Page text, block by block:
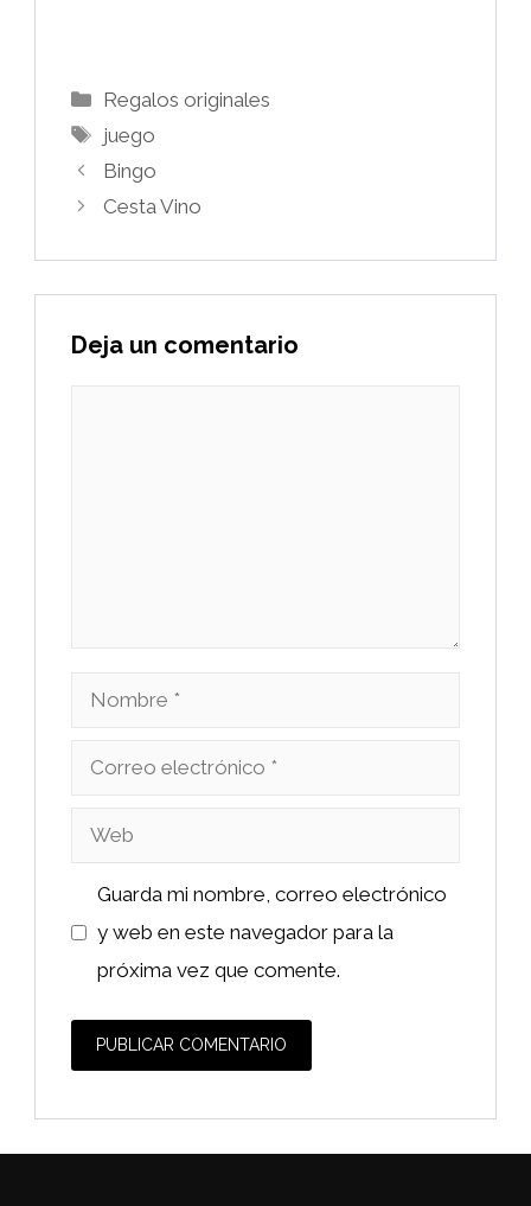
Categorías
Regalos originales
Etiquetas
juego
Bingo
Cesta Vino
Deja un comentario
Nombre
Correo
Web
Guarda mi nombre, correo electrónico
y web en este navegador para la
próxima vez que comente.